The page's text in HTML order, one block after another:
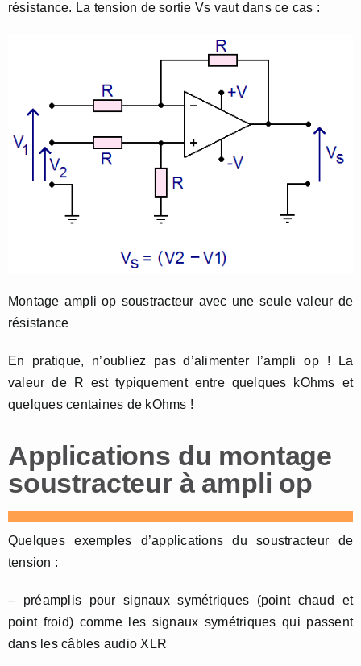
résistance. La tension de sortie Vs vaut dans ce cas :
Montage ampli op soustracteur avec une seule valeur de
résistance
En pratique, n’oubliez pas d’alimenter l’ampli op ! La
valeur de R est typiquement entre quelques kOhms et
quelques centaines de kOhms !
Applications du montage
soustracteur à ampli op
Quelques exemples d’applications du soustracteur de
tension :
– préamplis pour signaux symétriques (point chaud et
point froid) comme les signaux symétriques qui passent
dans les câbles audio XLR